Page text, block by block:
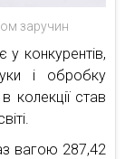
заручин
конкурентів,
і обробку
колекції став
вагою 287,42